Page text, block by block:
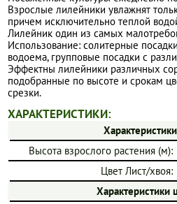
Взрослые лилейники увлажнят
причем исключительно теплой
Лилейник один из самых
Использование: солитерные
водоема, групповые посадки с
Эффектны лилейники различных
подобранные по высоте и срокам
срезки.
ХАРАКТЕРИСТИКИ:
Высота взрослого растения (м):
Цвет Лист/хвоя:
Характеристики